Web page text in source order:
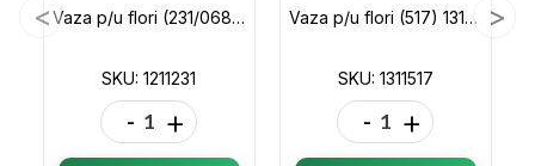
Vaza p/u flori (231/068) 1211231
SKU: 1211231
- +
Vaza p/u flori (517) 1311517
SKU: 1311517
- +